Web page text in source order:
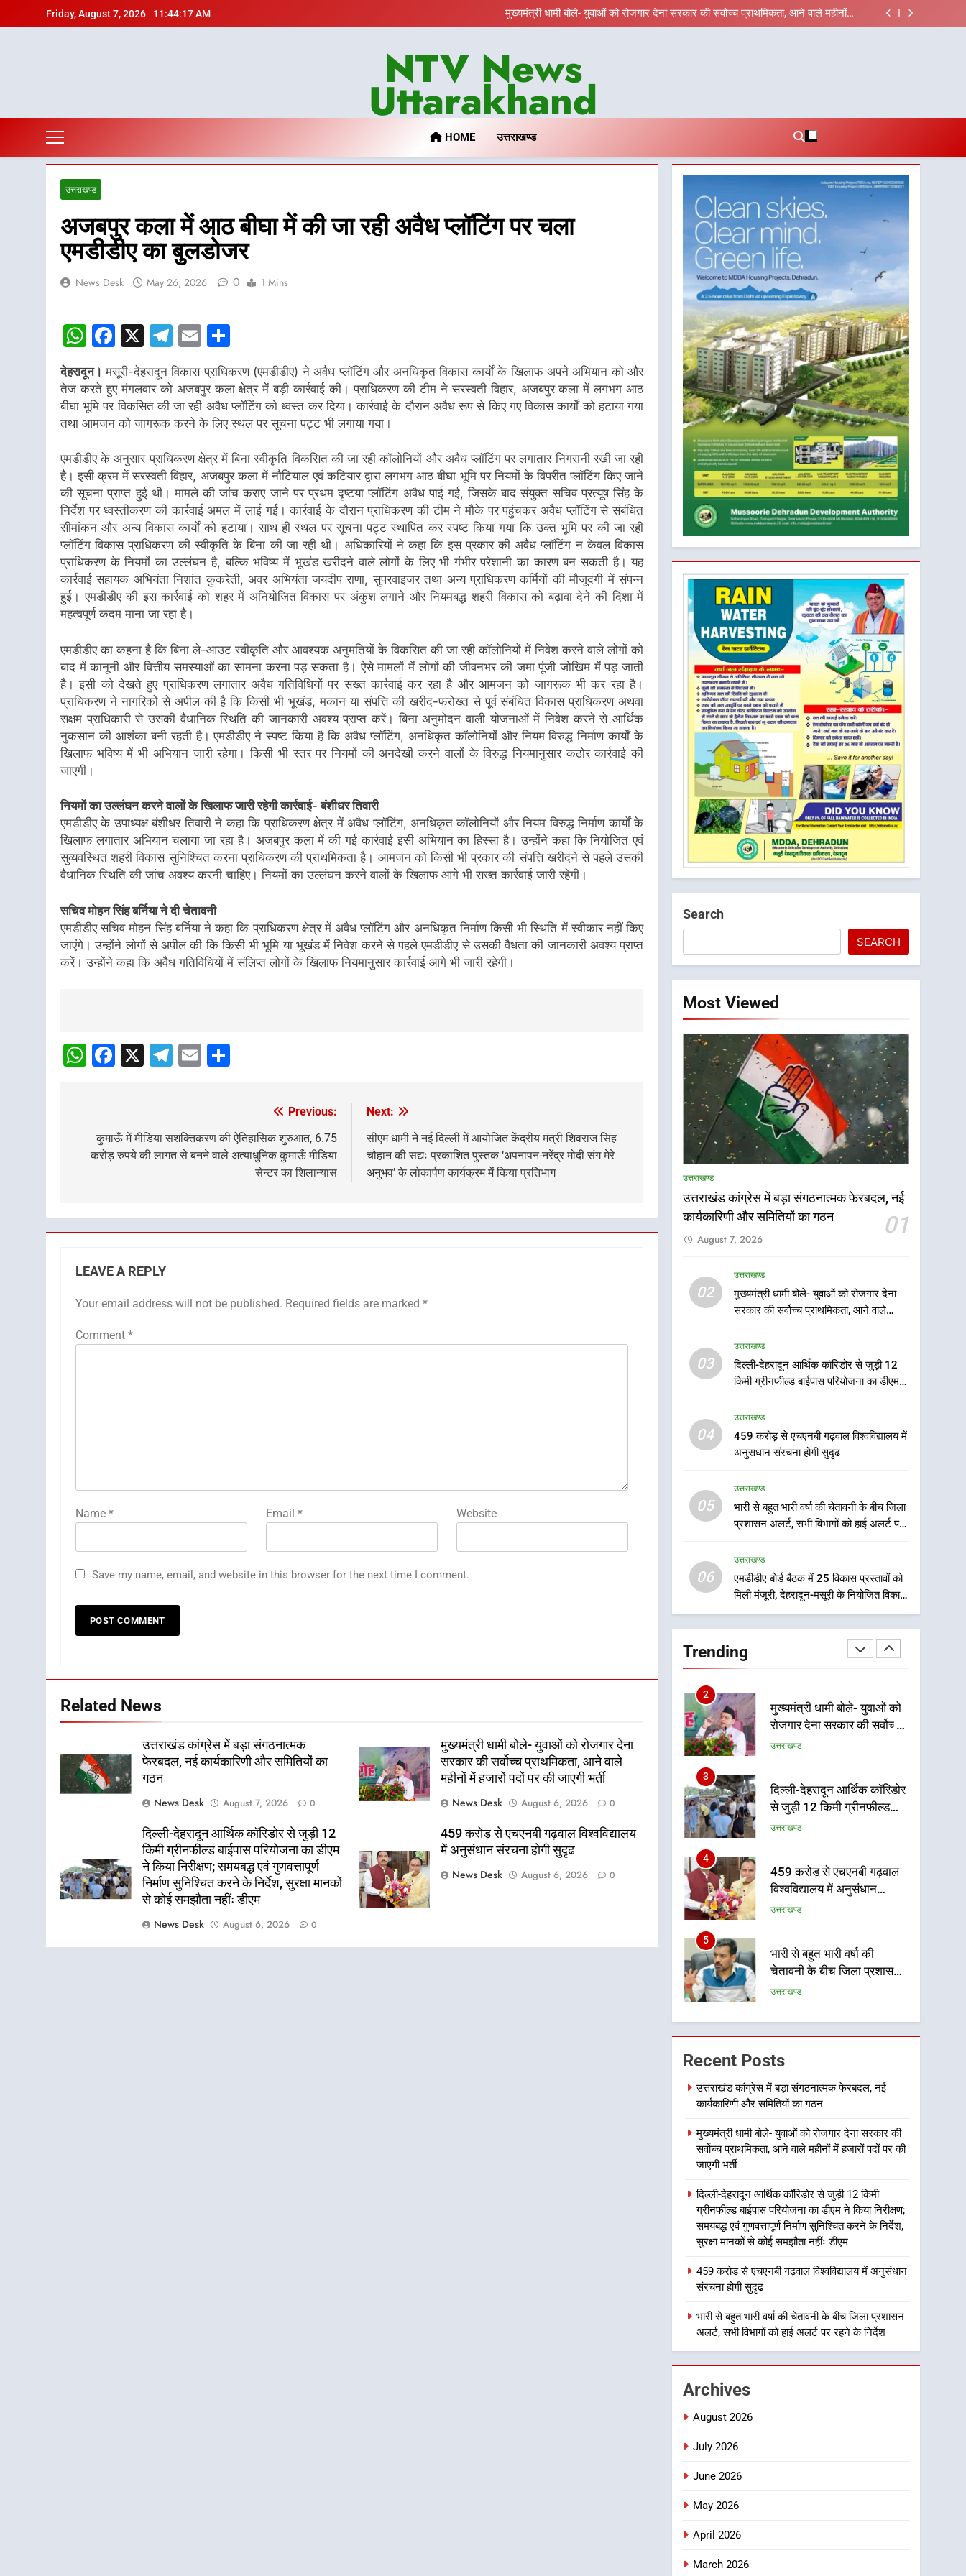
to
Friday, August 7, 2026 11:44:18 AM
मुख्यमंत्री धामी बोले- युवाओं को रोजगार देना सरकार की सर्वोच्च प्राथमिकता, आने वाले महीनों में
हजारों पदों पर की जाएगी भर्ती
दिल्ली-देहरादून आर्थिक कॉरिडोर से जुड़ी 12 किमी ग्रीनफील्ड बाईपास परियोजना का डीएम ने किया
मुख्यमंत्री धामी बोले- युवाओं को रोजगार देना सरकार की सर्वोच्च प्राथमिकता, आने वाले महीनों में
दिल्ली-देहरादून आर्थिक कॉरिडोर से जुड़ी 12 किमी ग्रीनफील्ड बाईपास परियोजना का डीएम ने किया
NTV News
Uttarakhand
HOME उत्तराखण्ड
उत्तराखण्ड
अजबपुर कला में आठ बीघा में की जा रही अवैध प्लॉटिंग पर चला
एमडीडीए का बुलडोजर
News Desk May 26, 2026 0 1 Mins
WhatsApp
Facebook
X Telegram
Email
देहरादून।मसूरी-देहरादून विकास प्राधिकरण (एमडीडीए) ने अवैध प्लॉटिंग और अनधिकृत विकास कार्यों के खिलाफ अपने अभियान को और
तेज करते हुए मंगलवार को अजबपुर कला क्षेत्र में बड़ी कार्रवाई की। प्राधिकरण की टीम ने सरस्वती विहार, अजबपुर कला में लगभग आठ
बीघा भूमि पर विकसित की जा रही अवैध प्लॉटिंग को ध्वस्त कर दिया। कार्रवाई के दौरान अवैध रूप से किए गए विकास कार्यों को हटाया गया
तथा आमजन को जागरूक करने के लिए स्थल पर सूचना पट्ट भी लगाया गया।
एमडीडीए के अनुसार प्राधिकरण क्षेत्र में बिना स्वीकृति विकसित की जा रही कॉलोनियों और अवैध प्लॉटिंग पर लगातार निगरानी रखी जा रही
है। इसी क्रम में सरस्वती विहार, अजबपुर कला में नौटियाल एवं कटियार द्वारा लगभग आठ बीघा भूमि पर नियमों के विपरीत प्लॉटिंग किए जाने
की सूचना प्राप्त हुई थी। मामले की जांच कराए जाने पर प्रथम दृष्टया प्लॉटिंग अवैध पाई गई, जिसके बाद संयुक्त सचिव प्रत्यूष सिंह के
निर्देश पर ध्वस्तीकरण की कार्रवाई अमल में लाई गई। कार्रवाई के दौरान प्राधिकरण की टीम ने मौके पर पहुंचकर अवैध प्लॉटिंग से संबंधित
सीमांकन और अन्य विकास कार्यों को हटाया। साथ ही स्थल पर सूचना पट्ट स्थापित कर स्पष्ट किया गया कि उक्त भूमि पर की जा रही
प्लॉटिंग विकास प्राधिकरण की स्वीकृति के बिना की जा रही थी। अधिकारियों ने कहा कि इस प्रकार की अवैध प्लॉटिंग न केवल विकास
प्राधिकरण के नियमों का उल्लंघन है, बल्कि भविष्य में भूखंड खरीदने वाले लोगों के लिए भी गंभीर परेशानी का कारण बन सकती है। यह
कार्रवाई सहायक अभियंता निशांत कुकरेती, अवर अभियंता जयदीप राणा, सुपरवाइजर तथा अन्य प्राधिकरण कर्मियों की मौजूदगी में संपन्न
हुई। एमडीडीए की इस कार्रवाई को शहर में अनियोजित विकास पर अंकुश लगाने और नियमबद्ध शहरी विकास को बढ़ावा देने की दिशा में
महत्वपूर्ण कदम माना जा रहा है।
एमडीडीए का कहना है कि बिना ले-आउट स्वीकृति और आवश्यक अनुमतियों के विकसित की जा रही कॉलोनियों में निवेश करने वाले लोगों को
बाद में कानूनी और वित्तीय समस्याओं का सामना करना पड़ सकता है। ऐसे मामलों में लोगों की जीवनभर की जमा पूंजी जोखिम में पड़ जाती
है। इसी को देखते हुए प्राधिकरण लगातार अवैध गतिविधियों पर सख्त कार्रवाई कर रहा है और आमजन को जागरूक भी कर रहा है।
प्राधिकरण ने नागरिकों से अपील की है कि किसी भी भूखंड, मकान या संपत्ति की खरीद-फरोख्त से पूर्व संबंधित विकास प्राधिकरण अथवा
सक्षम प्राधिकारी से उसकी वैधानिक स्थिति की जानकारी अवश्य प्राप्त करें। बिना अनुमोदन वाली योजनाओं में निवेश करने से आर्थिक
नुकसान की आशंका बनी रहती है। एमडीडीए ने स्पष्ट किया है कि अवैध प्लॉटिंग, अनधिकृत कॉलोनियों और नियम विरुद्ध निर्माण कार्यों के
खिलाफ भविष्य में भी अभियान जारी रहेगा। किसी भी स्तर पर नियमों की अनदेखी करने वालों के विरुद्ध नियमानुसार कठोर कार्रवाई की
जाएगी।
नियमों का उल्लंघन करने वालों के खिलाफ जारी रहेगी कार्रवाई- बंशीधर तिवारी
एमडीडीए के उपाध्यक्ष बंशीधर तिवारी ने कहा कि प्राधिकरण क्षेत्र में अवैध प्लॉटिंग, अनधिकृत कॉलोनियों और नियम विरुद्ध निर्माण कार्यों के
खिलाफ लगातार अभियान चलाया जा रहा है। अजबपुर कला में की गई कार्रवाई इसी अभियान का हिस्सा है। उन्होंने कहा कि नियोजित एवं
सुव्यवस्थित शहरी विकास सुनिश्चित करना प्राधिकरण की प्राथमिकता है। आमजन को किसी भी प्रकार की संपत्ति खरीदने से पहले उसकी
वैधानिक स्थिति की जांच अवश्य करनी चाहिए। नियमों का उल्लंघन करने वालों के खिलाफ आगे भी सख्त कार्रवाई जारी रहेगी।
सचिव मोहन सिंह बर्निया ने दी चेतावनी
एमडीडीए सचिव मोहन सिंह बर्निया ने कहा कि प्राधिकरण क्षेत्र में अवैध प्लॉटिंग और अनधिकृत निर्माण किसी भी स्थिति में स्वीकार नहीं किए
जाएंगे। उन्होंने लोगों से अपील की कि किसी भी भूमि या भूखंड में निवेश करने से पहले एमडीडीए से उसकी वैधता की जानकारी अवश्य प्राप्त
करें। उन्होंने कहा कि अवैध गतिविधियों में संलिप्त लोगों के खिलाफ नियमानुसार कार्रवाई आगे भी जारी रहेगी।
navigation
WhatsApp
Facebook
X Telegram
Email
navigation
Previous:
कुमाऊँ में मीडिया सशक्तिकरण की ऐतिहासिक शुरुआत, 6.75
करोड़ रुपये की लागत से बनने वाले अत्याधुनिक कुमाऊँ मीडिया
सेन्टर का शिलान्यास
Next:
सीएम धामी ने नई दिल्ली में आयोजित केंद्रीय मंत्री शिवराज सिंह
चौहान की सद्यः प्रकाशित पुस्तक ‘अपनापन-नरेंद्र मोदी संग मेरे
अनुभव’ के लोकार्पण कार्यक्रम में किया प्रतिभाग
LEAVE A REPLY
Your email address will not be published. Required fields are marked *
Comment *
Name * Email* Website
Save my name, email, and website in this browser for the next time I comment.
Related News
उत्तराखंड कांग्रेस में बड़ा संगठनात्मक
फेरबदल, नई कार्यकारिणी और समितियों का
गठन
News Desk
August 7, 2026 0
मुख्यमंत्री धामी बोले- युवाओं को रोजगार देना
सरकार की सर्वोच्च प्राथमिकता, आने वाले
महीनों में हजारों पदों पर की जाएगी भर्ती
News Desk
August 6, 2026 0
दिल्ली-देहरादून आर्थिक कॉरिडोर से जुड़ी 12
किमी ग्रीनफील्ड बाईपास परियोजना का डीएम
ने किया निरीक्षण; समयबद्ध एवं गुणवत्तापूर्ण
निर्माण सुनिश्चित करने के निर्देश, सुरक्षा मानकों
से कोई समझौता नहींः डीएम
News Desk
August 6, 2026 0
459 करोड़ से एचएनबी गढ़वाल विश्वविद्यालय
में अनुसंधान संरचना होगी सुदृढ
News Desk
August 6, 2026 0
Search
SEARCH
Most Viewed
उत्तराखण्ड
उत्तराखंड कांग्रेस में बड़ा संगठनात्मक फेरबदल, नई
कार्यकारिणी और समितियों का गठन
01
August 7, 2026
02
उत्तराखण्ड
मुख्यमंत्री धामी बोले- युवाओं को रोजगार देना
सरकार की सर्वोच्च प्राथमिकता, आने वाले
03
उत्तराखण्ड
दिल्ली-देहरादून आर्थिक कॉरिडोर से जुड़ी 12
किमी ग्रीनफील्ड बाईपास परियोजना का डीएम ने
सुनिश्चित करने के निर्देश, सुरक्षा मानकों से कोई
समझौता नहींः डीएम
04
उत्तराखण्ड
459 करोड़ से एचएनबी गढ़वाल विश्वविद्यालय में
अनुसंधान संरचना होगी सुदृढ
05
उत्तराखण्ड
भारी से बहुत भारी वर्षा की चेतावनी के बीच जिला
प्रशासन अलर्ट, सभी विभागों को हाई अलर्ट पर
06
उत्तराखण्ड
एमडीडीए बोर्ड बैठक में 25 विकास प्रस्तावों को
मिली मंजूरी, देहरादून-मसूरी के नियोजित विकास
को मिलेगी रफ्तार
Trending
5
भारी से बहुत भारी वर्षा की
चेतावनी के बीच जिला प्रशासन
6
एमडीडीए बोर्ड बैठक में 25
विकास को मिलेगी रफ्तार
7
मुख्यमंत्री पुष्कर सिंह धामी के
समीक्षा
उत्तराखण्ड
ने हरिद्वार से किया गिरफ्तार
उत्तराखण्ड
1
उत्तराखंड कांग्रेस में बड़ा
संगठनात्मक फेरबदल, नई
कार्यकारिणी और समितियों का
2
मुख्यमंत्री धामी बोले- युवाओं को
रोजगार देना सरकार की सर्वोच्च
प्राथमिकता, आने वाले महीनों में
उत्तराखण्ड
3
दिल्ली-देहरादून आर्थिक कॉरिडोर
से जुड़ी 12 किमी ग्रीनफील्ड
बाईपास परियोजना का डीएम ने
करने के निर्देश, सुरक्षा मानकों से
कोई समझौता नहींः डीएम
उत्तराखण्ड
4
459 करोड़ से एचएनबी गढ़वाल
विश्वविद्यालय में अनुसंधान
संरचना होगी सुदृढ
उत्तराखण्ड
5
भारी से बहुत भारी वर्षा की
चेतावनी के बीच जिला प्रशासन
अलर्ट, सभी विभागों को हाई अलर्ट
उत्तराखण्ड
6
एमडीडीए बोर्ड बैठक में 25
विकास प्रस्तावों को मिली मंजूरी,
देहरादून-मसूरी के नियोजित
विकास को मिलेगी रफ्तार
7
दिशा-निर्देशों में पीएम आवास
योजना (शहरी) की प्रगति की हुई
उत्तराखण्ड
बैरागीवाला हत्याकांड के फरार
चल रहे अभियुक्त को दून पुलिस
ने हरिद्वार से किया गिरफ्तार
उत्तराखण्ड
1
उत्तराखंड कांग्रेस में बड़ा
कार्यकारिणी और समितियों का
गठन
उत्तराखण्ड
2
मुख्यमंत्री धामी बोले- युवाओं को
4
Recent Posts
उत्तराखंड कांग्रेस में बड़ा संगठनात्मक फेरबदल, नई
कार्यकारिणी और समितियों का गठन
मुख्यमंत्री धामी बोले- युवाओं को रोजगार देना सरकार की
सर्वोच्च प्राथमिकता, आने वाले महीनों में हजारों पदों पर की
जाएगी भर्ती
दिल्ली-देहरादून आर्थिक कॉरिडोर से जुड़ी 12 किमी
ग्रीनफील्ड बाईपास परियोजना का डीएम ने किया निरीक्षण;
समयबद्ध एवं गुणवत्तापूर्ण निर्माण सुनिश्चित करने के निर्देश,
सुरक्षा मानकों से कोई समझौता नहींः डीएम
459 करोड़ से एचएनबी गढ़वाल विश्वविद्यालय में अनुसंधान
संरचना होगी सुदृढ
भारी से बहुत भारी वर्षा की चेतावनी के बीच जिला प्रशासन
अलर्ट, सभी विभागों को हाई अलर्ट पर रहने के निर्देश
Archives
August 2026
July 2026
June 2026
May 2026
April 2026
March 2026